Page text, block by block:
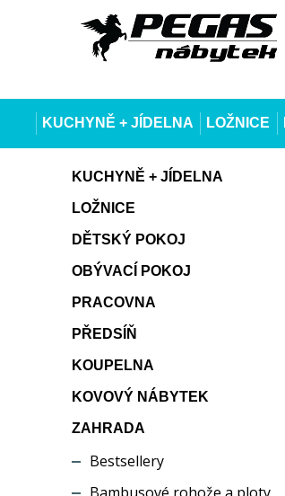
KUCHYNĚ + JÍDELNA LOŽNICE
KUCHYNĚ + JÍDELNA
LOŽNICE
DĚTSKÝ POKOJ
OBÝVACÍ POKOJ
PRACOVNA
PŘEDSÍŇ
KOUPELNA
KOVOVÝ NÁBYTEK
ZAHRADA
Bestsellery